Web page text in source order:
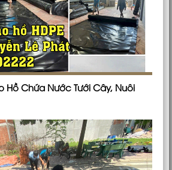
Hồ Chứa Nước Tưới Cây, Nuôi